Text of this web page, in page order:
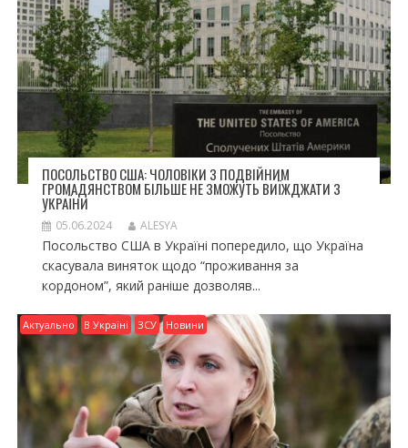
ПОСОЛЬСТВО США: ЧОЛОВІКИ З ПОДВІЙНИМ
ГРОМАДЯНСТВОМ БІЛЬШЕ НЕ ЗМОЖУТЬ ВИЇЖДЖАТИ З
УКРАЇНИ
05.06.2024 ALESYA
Посольство США в Україні попередило, що Україна
скасувала виняток щодо “проживання за
кордоном”, який раніше дозволяв...
Актуально В Україні ЗСУ Новини